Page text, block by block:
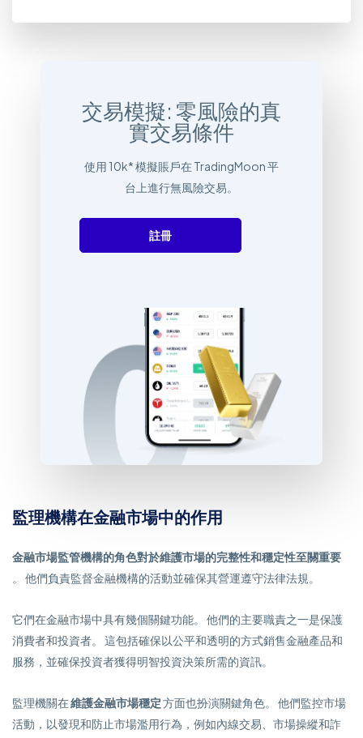
交易模擬: 零風險的真
實交易條件
使用 10k* 模擬賬戶在 TradingMoon 平
台上進行無風險交易。
註冊
監理機構在金融市場中的作用
金融市場監管機構的角色對於維護市場的完整性和穩定性至關重要
。 他們負責監督金融機構的活動並確保其營運遵守法律法規。
它們在金融市場中具有幾個關鍵功能。 他們的主要職責之一是保護
消費者和投資者。 這包括確保以公平和透明的方式銷售金融產品和
服務，並確保投資者獲得明智投資決策所需的資訊。
監理機關在維護金融市場穩定方面也扮演關鍵角色。 他們監控市場
活動，以發現和防止市場濫用行為，例如內線交易、市場操縱和詐